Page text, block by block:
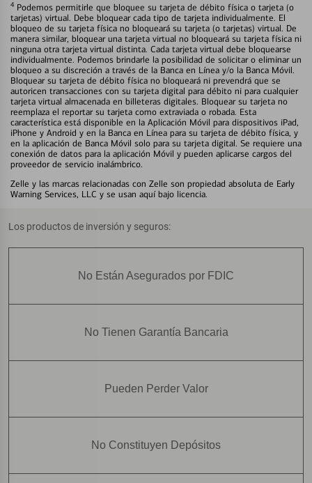
4 Podemos permitirle que bloquee su tarjeta de débito física o tarjeta (o
tarjetas) virtual. Debe bloquear cada tipo de tarjeta individualmente. El
bloqueo de su tarjeta física no bloqueará su tarjeta (o tarjetas) virtual. De
manera similar, bloquear una tarjeta virtual no bloqueará su tarjeta física ni
ninguna otra tarjeta virtual distinta. Cada tarjeta virtual debe bloquearse
individualmente. Podemos brindarle la posibilidad de solicitar o eliminar un
bloqueo a su discreción a través de la Banca en Línea y/o la Banca Móvil.
Bloquear su tarjeta de débito física no bloqueará ni prevendrá que se
autoricen transacciones con su tarjeta digital para débito ni para cualquier
tarjeta virtual almacenada en billeteras digitales. Bloquear su tarjeta no
reemplaza el reportar su tarjeta como extraviada o robada. Esta
característica está disponible en la Aplicación Móvil para dispositivos iPad,
iPhone y Android y en la Banca en Línea para su tarjeta de débito física, y
en la aplicación de Banca Móvil solo para su tarjeta digital. Se requiere una
conexión de datos para la aplicación Móvil y pueden aplicarse cargos del
proveedor de servicio inalámbrico.
Zelle y las marcas relacionadas con Zelle son propiedad absoluta de Early
Warning Services, LLC y se usan aquí bajo licencia.
Los productos de inversión y seguros:
No Están Asegurados por FDIC
No Tienen Garantía Bancaria
Pueden Perder Valor
No Constituyen Depósitos